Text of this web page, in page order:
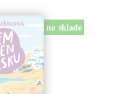
na sklade